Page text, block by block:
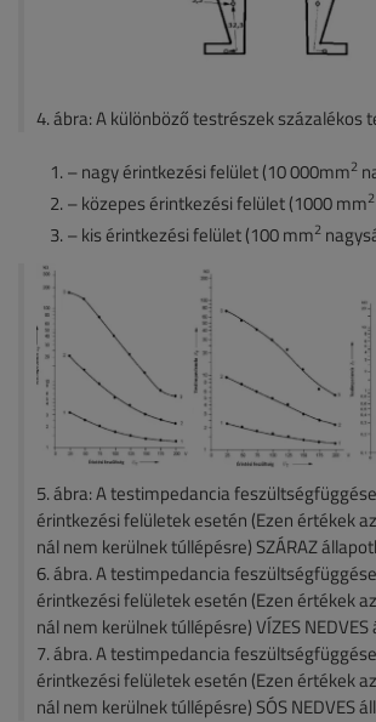
4. ábra: A különböző testrészek százalékos
– nagy érintkezési felület (10 000mm2
– közepes érintkezési felület (1000 mm2
– kis érintkezési felület (100 mm2
5. ábra: A testimpedancia
érintkezési felületek esetén (Ezen értékek
nál nem kerülnek túllépésre) SZÁRAZ
6. ábra. A testimpedancia
érintkezési felületek esetén (Ezen értékek
nál nem kerülnek túllépésre) VÍZES
7. ábra. A testimpedancia
érintkezési felületek esetén (Ezen értékek
nál nem kerülnek túllépésre) SÓS NEDVES